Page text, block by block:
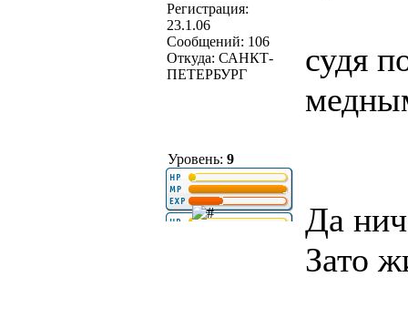
Регистрация:
23.1.06
Сообщений: 106
Откуда: САНКТ-
ПЕТЕРБУРГ
Уровень: 9
судя
Да
Зато